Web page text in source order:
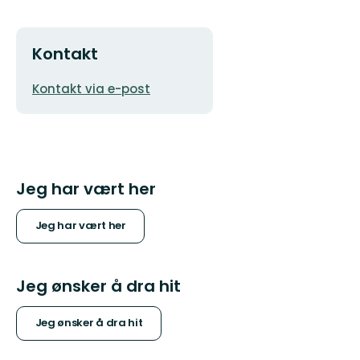
Kontakt
E-
Kontakt via e-post
Jeg har vært her
Jeg har vært her
Jeg ønsker å dra hit
Jeg ønsker å dra hit